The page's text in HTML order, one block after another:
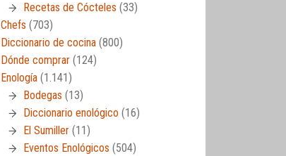
Recetas de Cócteles (33)
Chefs (703)
Diccionario de cocina (800)
Dónde comprar (124)
Enología (1.141)
Bodegas (13)
Diccionario enológico (16)
El Sumiller (11)
Eventos Enológicos (504)